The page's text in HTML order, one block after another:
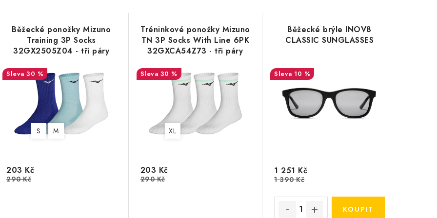
Běžecké ponožky Mizuno
Training 3P Socks
32GX2505Z04 - tři páry
30 %
S M
203 Kč
290 Kč
Tréninkové ponožky Mizuno
TN 3P Socks With Line 6PK
32GXCA54Z73 - tři páry
30 %
XL
203 Kč
290 Kč
Běžecké brýle INOV8
CLASSIC SUNGLASSES
10 %
1 251 Kč
1 390 Kč